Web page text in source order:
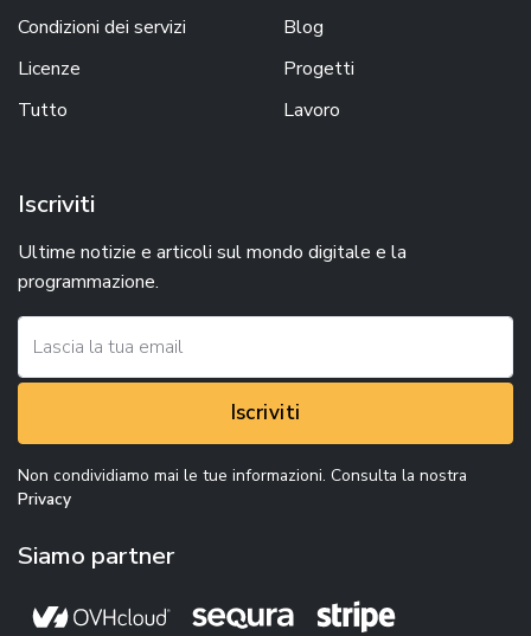
Condizioni dei servizi
Licenze
Tutto
Blog
Progetti
Lavoro
Iscriviti
Ultime notizie e articoli sul mondo digitale e la
programmazione.
Iscriviti
Non condividiamo mai le tue informazioni. Consulta la nostra
Privacy
Siamo partner